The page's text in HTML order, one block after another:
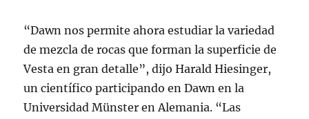
“Dawn nos permite ahora estudiar la variedad
de mezcla de rocas que forman la superficie de
Vesta en gran detalle”, dijo Harald Hiesinger,
un científico participando en Dawn en la
Universidad Münster en Alemania. “Las